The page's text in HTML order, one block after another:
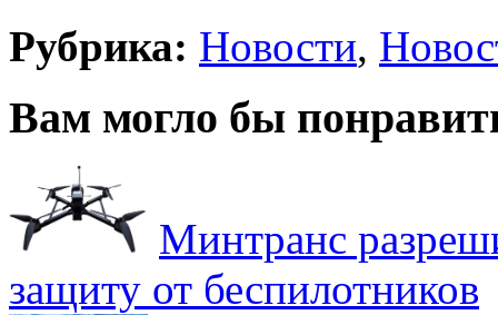
Рубрика: Новости,
Вам могло бы
Минтранс
защиту от беспилотников